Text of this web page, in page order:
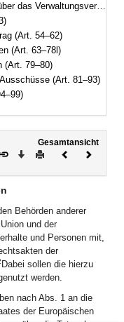
(Art. 9–34)
(Art. 54–62)
(Art. 63–78l)
(Art. 79–80)
(Art. 81–93)
Gesamtansicht
Download
DruckenVorheriges
Behörden anderer
und der
und Personen mit,
der
Dabei sollen die hierzu
werden.
nach Abs. 1 an die
der Europäischen